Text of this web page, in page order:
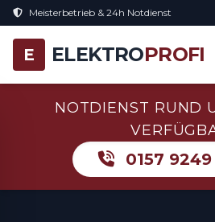
Meisterbetrieb & 24h Notdienst
E ELEKTROPROFI
NOTDIENST RUND
0157